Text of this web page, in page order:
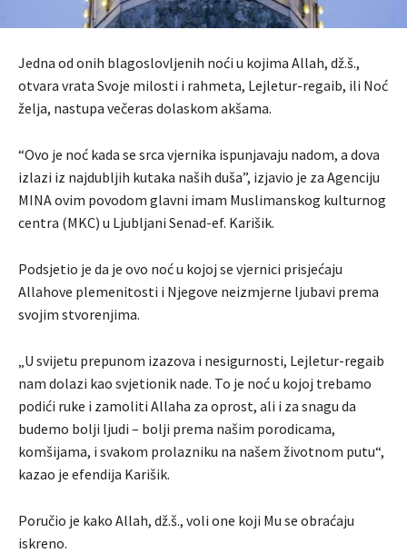
Jedna od onih blagoslovljenih noći u kojima Allah, dž.š.,
otvara vrata Svoje milosti i rahmeta, Lejletur-regaib, ili Noć
želja, nastupa večeras dolaskom akšama.
“Ovo je noć kada se srca vjernika ispunjavaju nadom, a dova
izlazi iz najdubljih kutaka naših duša”, izjavio je za Agenciju
MINA ovim povodom glavni imam Muslimanskog kulturnog
centra (MKC) u Ljubljani Senad-ef. Karišik.
Podsjetio je da je ovo noć u kojoj se vjernici prisjećaju
Allahove plemenitosti i Njegove neizmjerne ljubavi prema
svojim stvorenjima.
„U svijetu prepunom izazova i nesigurnosti, Lejletur-regaib
nam dolazi kao svjetionik nade. To je noć u kojoj trebamo
podići ruke i zamoliti Allaha za oprost, ali i za snagu da
budemo bolji ljudi – bolji prema našim porodicama,
komšijama, i svakom prolazniku na našem životnom putu“,
kazao je efendija Karišik.
Poručio je kako Allah, dž.š., voli one koji Mu se obraćaju
iskreno.